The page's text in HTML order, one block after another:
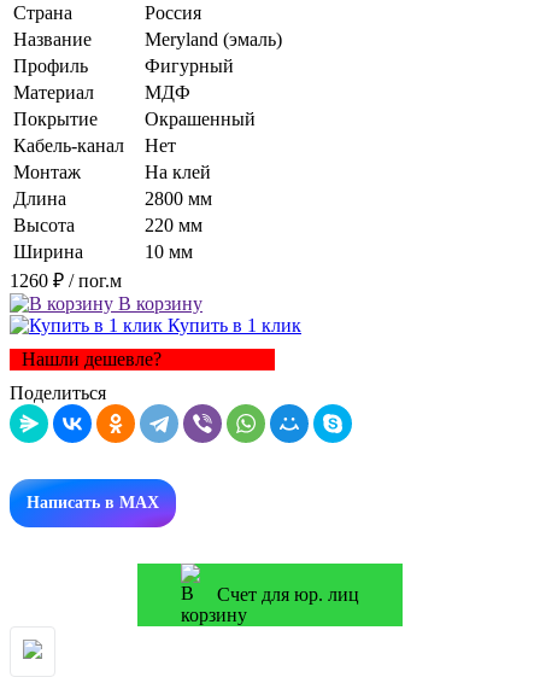
Страна
Россия
Название
Meryland (эмаль)
Профиль
Фигурный
Материал
МДФ
Покрытие
Окрашенный
Кабель-канал
Нет
Монтаж
На клей
Длина
2800 мм
Высота
220 мм
Ширина
10 мм
1260 ₽ / пог.м
В корзину
Купить в 1 клик
Нашли дешевле?
Поделиться
Написать в MAX
Счет для юр. лиц